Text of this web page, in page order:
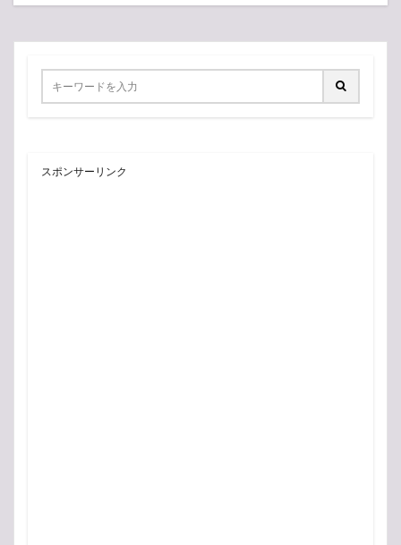
スポンサーリンク